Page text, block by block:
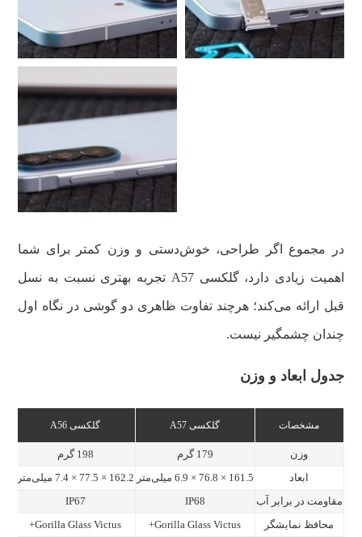
در مجموع اگر طراحی، خوش‌دستی و وزن کمتر برای شما
اهمیت زیادی دارد، گلکسی A57 تجربه بهتری نسبت به نسل
قبل ارائه می‌کند؛ هرچند تفاوت ظاهری دو گوشی در نگاه اول
چندان چشمگیر نیست.
جدول ابعاد و وزن
مشخصات گلکسی A57 گلکسی A56
وزن 179 گرم
198 گرم
ابعاد
161.5 × 76.8 × 6.9 میلی‌متر
162.2 × 77.5 × 7.4 میلی‌متر
مقاومت در برابر آب
IP68
IP67
محافظ نمایشگر
Gorilla Glass Victus+
Gorilla Glass Victus+